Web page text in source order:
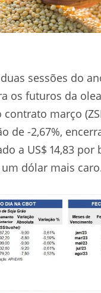
sessões do
os futuros da
contrato março
de -2,67%,
a US$ 14,83
dólar mais